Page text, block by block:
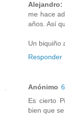
Alejandro:
me hace
años. Así
Un biquiño
Responder
Anónimo
Es cierto
bien que